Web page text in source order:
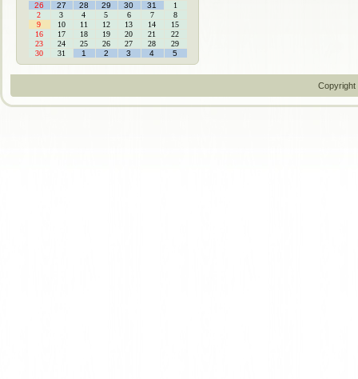
26 27 28 29 30 31
1
2
3 4 5 6 7
8
9
10 11 12 13 14
15
16
17 18 19 20 21
22
23
24 25 26 27 28
29
30
31 1 2 3 4 5